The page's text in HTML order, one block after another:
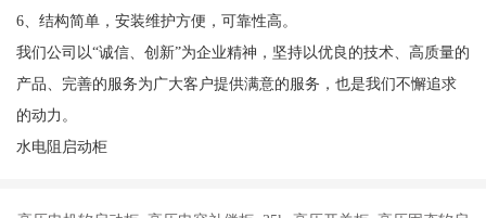
6、结构简单，安装维护方便，可靠性高。
我们公司以“诚信、创新”为企业精神，坚持以优良的技术、高质量的
产品、完善的服务为广大客户提供满意的服务，也是我们不懈追求
的动力。
水电阻启动柜